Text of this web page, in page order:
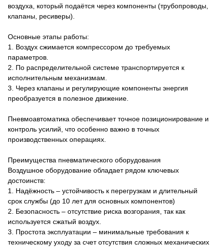
воздуха, который подаётся через компоненты (трубопроводы,
клапаны, ресиверы).
Основные этапы работы:
1. Воздух сжимается компрессором до требуемых
параметров.
2. По распределительной системе транспортируется к
исполнительным механизмам.
3. Через клапаны и регулирующие компоненты энергия
преобразуется в полезное движение.
Пневмоавтоматика обеспечивает точное позиционирование и
контроль усилий, что особенно важно в точных
производственных операциях.
Преимущества пневматического оборудования
Воздушное оборудование обладает рядом ключевых
достоинств:
1. Надёжность – устойчивость к перегрузкам и длительный
срок службы (до 10 лет для основных компонентов)
2. Безопасность – отсутствие риска возгорания, так как
используется сжатый воздух.
3. Простота эксплуатации – минимальные требования к
техническому уходу за счет отсутствия сложных механических